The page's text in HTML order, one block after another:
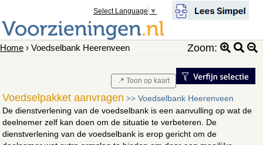
Select Language ▼
Home › Voedselbank Heerenveen Zoom:
📍 Toon op kaart
Voedselpakket aanvragen >>Voedselbank Heerenveen
De dienstverlening van de voedselbank is een aanvulling op wat de
deelnemer zelf kan doen om de situatie te verbeteren. De
dienstverlening van de voedselbank is erop gericht om de